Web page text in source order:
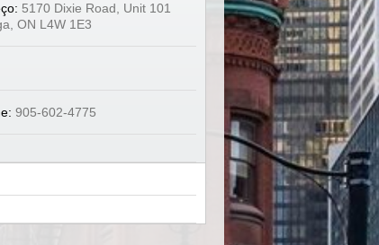
5170 Dixie Road, Unit 101
ON L4W 1E3
905-602-4775